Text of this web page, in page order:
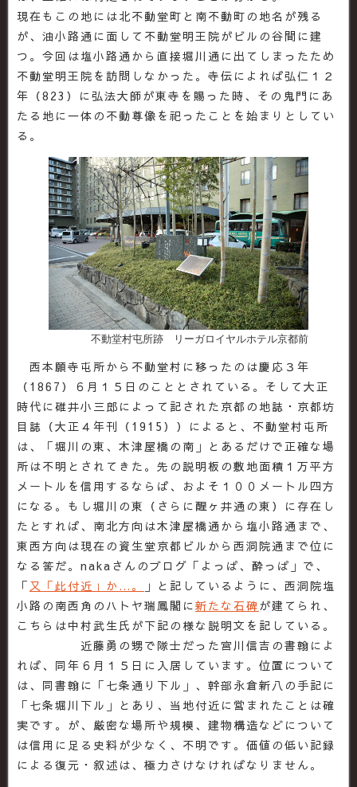
現在もこの地には北不動堂町と南不動町の地名が残る
が、油小路通に面して不動堂明王院がビルの谷間に建
つ。今回は塩小路通から直接堀川通に出てしまったため
不動堂明王院を訪問しなかった。寺伝によれば弘仁１２
年（823）に弘法大師が東寺を賜った時、その鬼門にあ
たる地に一体の不動尊像を祀ったことを始まりとしてい
る。
不動堂村屯所跡 リーガロイヤルホテル京都前
西本願寺屯所から不動堂村に移ったのは慶応３年
（1867）６月１５日のこととされている。そして大正
時代に碓井小三郎によって記された京都の地誌・京都坊
目誌（大正４年刊（1915））によると、不動堂村屯所
は、「堀川の東、木津屋橋の南」とあるだけで正確な場
所は不明とされてきた。先の説明板の敷地面積１万平方
メートルを信用するならば、およそ１００メートル四方
になる。もし堀川の東（さらに醒ヶ井通の東）に存在し
たとすれば、南北方向は木津屋橋通から塩小路通まで、
東西方向は現在の資生堂京都ビルから西洞院通まで位に
なる筈だ。nakaさんのブログ「よっぱ、酔っぱ」で、
「又「此付近」か…。
」と記しているように、西洞院塩
小路の南西角のハトヤ瑞鳳閣に新たな石碑が建てられ、
こちらは中村武生氏が下記の様な説明文を記している。
近藤勇の甥で隊士だった宮川信吉の書翰によ
れば、同年６月１５日に入居しています。位置について
は、同書翰に「七条通り下ル」、幹部永倉新八の手記に
「七条堀川下ル」とあり、当地付近に営まれたことは確
実です。が、厳密な場所や規模、建物構造などについて
は信用に足る史料が少なく、不明です。価値の低い記録
による復元・叙述は、極力さけなければなりません。